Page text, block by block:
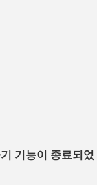
기능이 종료되었